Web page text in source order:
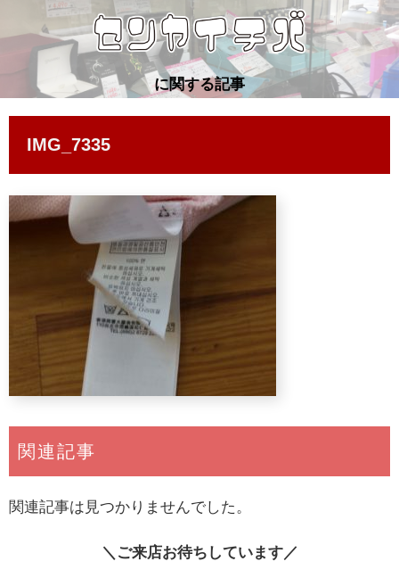
に関する記事
IMG_7335
関連記事
関連記事は見つかりませんでした。
＼ご来店お待ちしています／